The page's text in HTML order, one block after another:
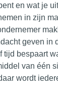
en wat je
in zijn
geven in
tijd bespaart
van één
wordt